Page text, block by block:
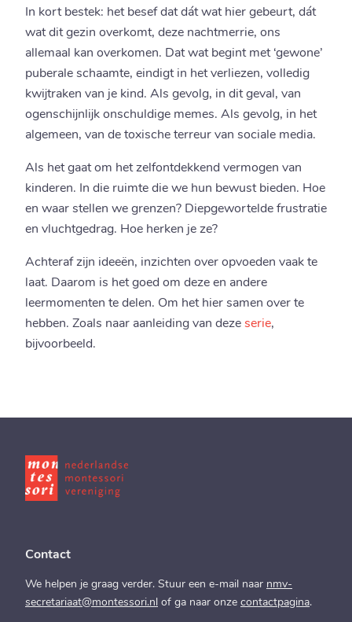
In kort bestek: het besef dat dát wat hier gebeurt, dát
wat dit gezin overkomt, deze nachtmerrie, ons
allemaal kan overkomen. Dat wat begint met ‘gewone’
puberale schaamte, eindigt in het verliezen, volledig
kwijtraken van je kind. Als gevolg, in dit geval, van
ogenschijnlijk onschuldige memes. Als gevolg, in het
algemeen, van de toxische terreur van sociale media.
Als het gaat om het zelfontdekkend vermogen van
kinderen. In die ruimte die we hun bewust bieden. Hoe
en waar stellen we grenzen? Diepgewortelde frustratie
en vluchtgedrag. Hoe herken je ze?
Achteraf zijn ideeën, inzichten over opvoeden vaak te
laat. Daarom is het goed om deze en andere
leermomenten te delen. Om het hier samen over te
hebben. Zoals naar aanleiding van deze serie,
bijvoorbeeld.
Contact
We helpen je graag verder. Stuur een e-mail naar nmv-
secretariaat@montessori.nl of ga naar onze contactpagina.